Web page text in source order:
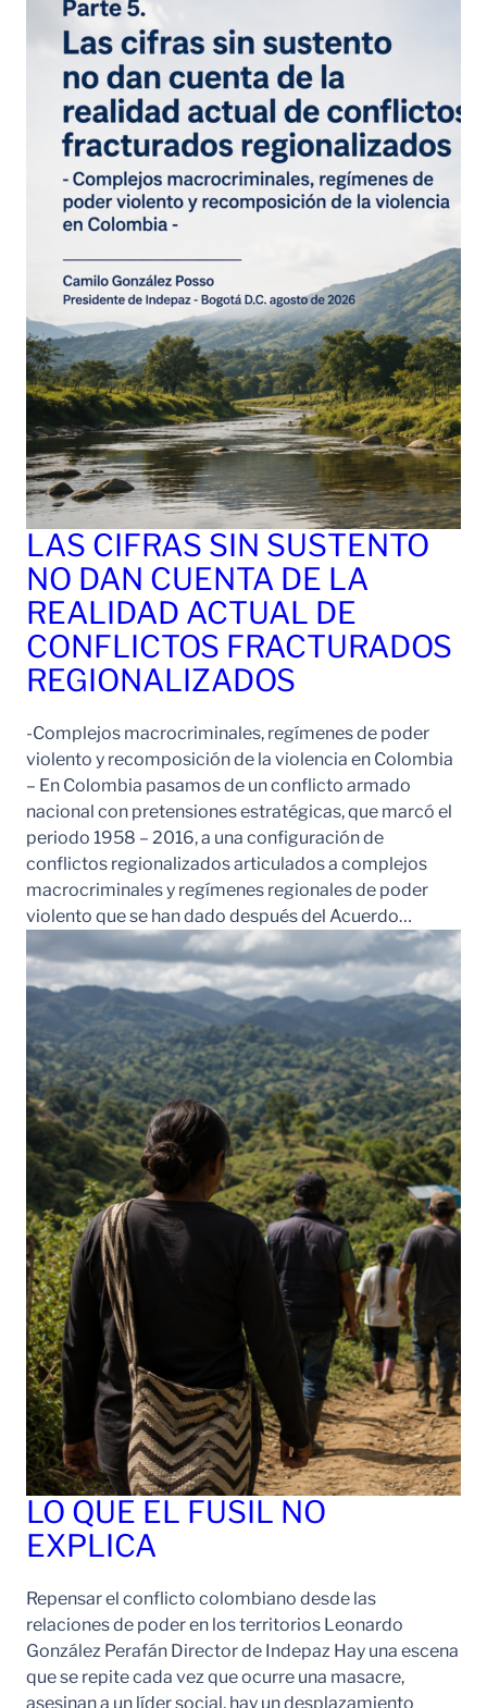
LAS CIFRAS SIN SUSTENTO
NO DAN CUENTA DE LA
REALIDAD ACTUAL DE
CONFLICTOS FRACTURADOS
REGIONALIZADOS
-Complejos macrocriminales, regímenes de poder
violento y recomposición de la violencia en Colombia
– En Colombia pasamos de un conflicto armado
nacional con pretensiones estratégicas, que marcó el
periodo 1958 – 2016, a una configuración de
conflictos regionalizados articulados a complejos
macrocriminales y regímenes regionales de poder
violento que se han dado después del Acuerdo…
LO QUE EL FUSIL NO
EXPLICA
Repensar el conflicto colombiano desde las
relaciones de poder en los territorios Leonardo
González Perafán Director de Indepaz Hay una escena
que se repite cada vez que ocurre una masacre,
asesinan a un líder social, hay un desplazamiento